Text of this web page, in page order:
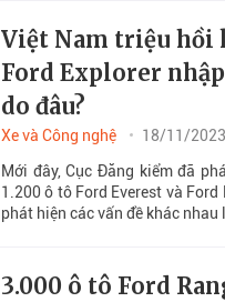
Việt Nam triệu hồi
Ford Explorer
do đâu?
Xe và Công nghệ
18/11/
Mới đây, Cục Đăng kiểm đã
1.200 ô tô Ford Everest và Ford Explorer nhập khẩu tại Việt Nam do
phát hiện các vấn đề khác
3.000 ô tô Ford